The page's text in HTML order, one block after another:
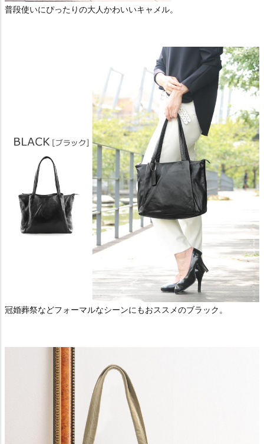
普段使いにぴったりの大人かわいいキャメル。
冠婚葬祭などフォーマルなシーンにもおススメのブラック。